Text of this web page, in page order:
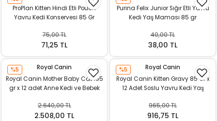
ProPlan Kitten Hindi Etli Pouch
Yavru Kedi Konservesi 85 Gr
75,00 TL
71,25 TL
Purina Felix Junior Sığır Etli Yavru
Kedi Yaş Maması 85 gr
40,00 TL
38,00 TL
%5
Royal Canin
Royal Canin Mother Baby Cat 195
gr x 12 adet Anne Kedi ve Bebek
2.640,00 TL
2.508,00 TL
%5
Royal Canin
Royal Canin Kitten Gravy 85 Gr x
12 Adet Soslu Yavru Kedi Yaş
965,00 TL
916,75 TL